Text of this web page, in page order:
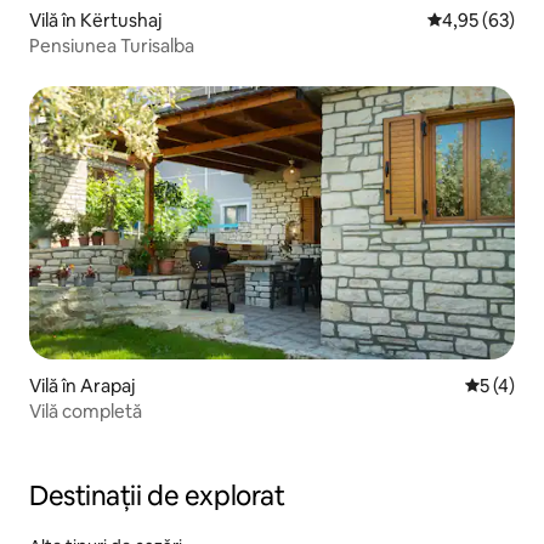
Vilă în Kërtushaj Scor mediu
4,95 (63)
Pensiunea Turisalba
Vilă în Arapaj Scor
5 (4)
Vilă completă
Destinații de explorat